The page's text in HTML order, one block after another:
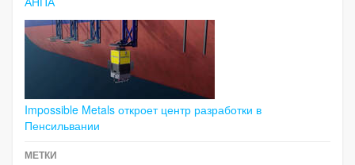
Impossible Metals откроет центр разработки в
Пенсильвании
МЕТКИ